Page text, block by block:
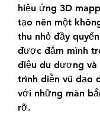
hiệu ứng 3D
tạo nên một
thu nhỏ đầy
được đắm mình
điệu du dương và
trình diễn vũ đạo
với những màn
rỡ.